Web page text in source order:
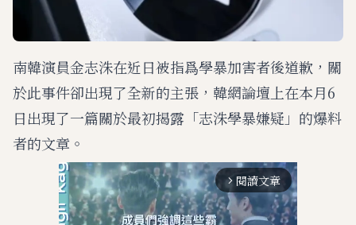
南韓演員金志洙在近日被指爲學暴加害者後道歉，關
於此事件卻出現了全新的主張，韓網論壇上在本月6
日出現了一篇關於最初揭露「志洙學暴嫌疑」的爆料
者的文章。
arrow_forward_ios 閱讀文章